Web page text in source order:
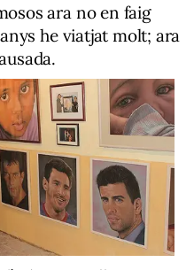
ara no en faig
he viatjat molt; ara